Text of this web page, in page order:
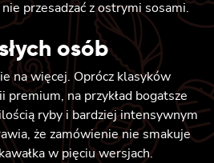
przesadzać z ostrymi sosami.
osób
na więcej. Oprócz klasyków
premium, na przykład bogatsze
ryby i bardziej intensywnym
że zamówienie nie smakuje
w pięciu wersjach.